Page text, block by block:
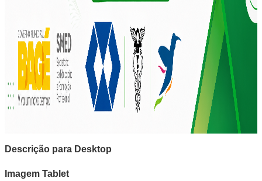
Descrição para Desktop
Imagem Tablet